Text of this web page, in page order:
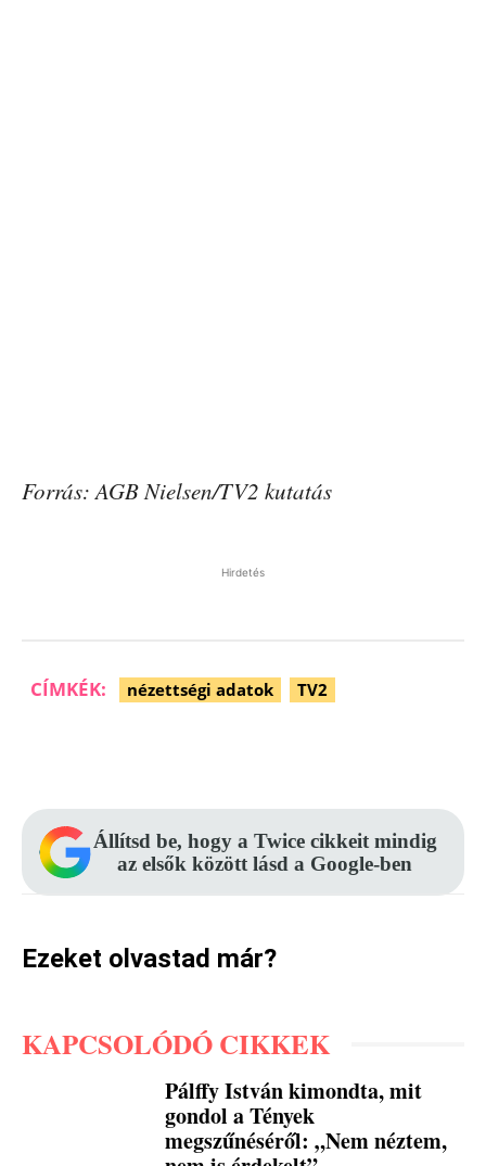
Forrás: AGB Nielsen/TV2 kutatás
Hirdetés
CÍMKÉK: nézettségi adatok TV2
Állítsd be, hogy a Twice cikkeit mindig
az elsők között lásd a Google-ben
Ezeket olvastad már?
KAPCSOLÓDÓ CIKKEK
Pálffy István kimondta, mit
gondol a Tények
megszűnéséről: „Nem néztem,